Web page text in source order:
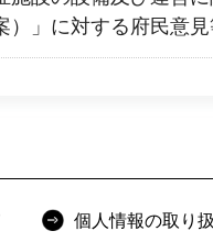
）」に対する府民意
個人情報の取り